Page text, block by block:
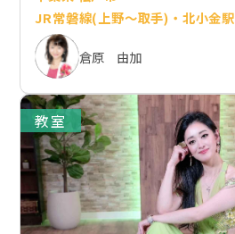
JR常磐線(上野～取手)・北小金駅
倉原 由加
教室